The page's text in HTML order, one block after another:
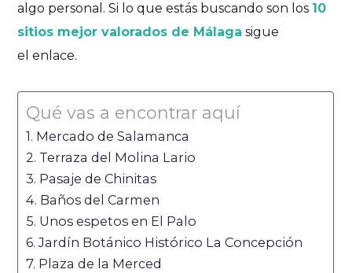
algo personal. Si lo que estás buscando son los 10
sitios mejor valorados de Málaga sigue
el enlace.
Qué vas a encontrar aquí
Mercado de Salamanca
Terraza del Molina Lario
Pasaje de Chinitas
Baños del Carmen
Unos espetos en El Palo
Jardín Botánico Histórico La Concepción
Plaza de la Merced